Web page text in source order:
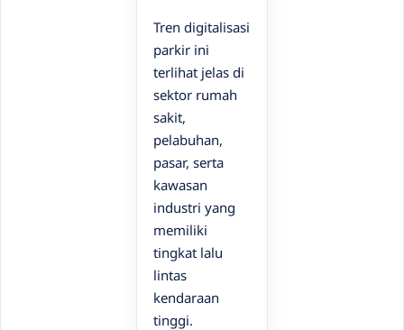
Tren digitalisasi
parkir ini
terlihat jelas di
sektor rumah
sakit,
pelabuhan,
pasar, serta
kawasan
industri yang
memiliki
tingkat lalu
lintas
kendaraan
tinggi.